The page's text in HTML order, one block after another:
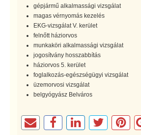
gépjármű alkalmassági vizsgálat
magas vérnyomás kezelés
EKG-vizsgálat V. kerület
felnőtt háziorvos
munkaköri alkalmassági vizsgálat
jogosítvány hosszabbítás
háziorvos 5. kerület
foglalkozás-egészségügyi vizsgálat
üzemorvosi vizsgálat
belgyógyász Belváros